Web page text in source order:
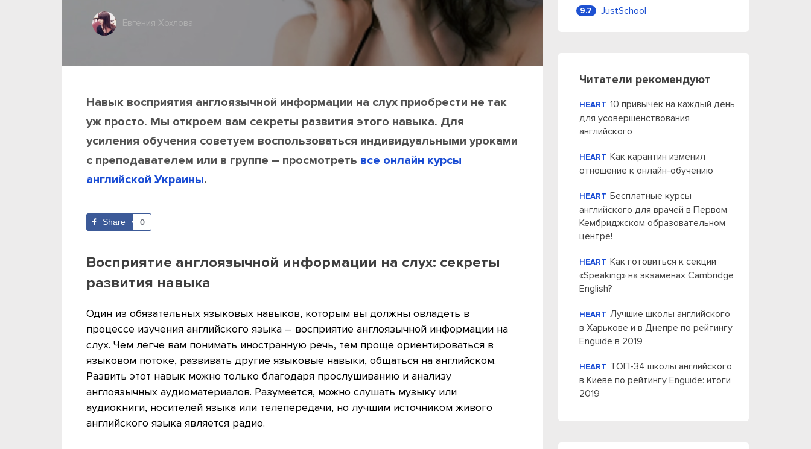
Евгения Хохлова
Навык восприятия англоязычной информации на слух приобрести не так
уж просто. Мы откроем вам секреты развития этого навыка. Для
усиления обучения советуем воспользоваться индивидуальными уроками
с преподавателем или в группе – просмотреть все онлайн курсы
английской Украины.
Share 0
Восприятие англоязычной информации на слух: секреты
развития навыка
Один из обязательных языковых навыков, которым вы должны овладеть в
процессе изучения английского языка – восприятие англоязычной информации на
слух. Чем легче вам понимать иностранную речь, тем проще ориентироваться в
языковом потоке, развивать другие языковые навыки, общаться на английском.
Развить этот навык можно только благодаря прослушиванию и анализу
англоязычных аудиоматериалов. Разумеется, можно слушать музыку или
аудиокниги, носителей языка или телепередачи, но лучшим источником живого
английского языка является радио.
9.7 JustSchool
Читатели рекомендуют
HEART 10 привычек на каждый день
для усовершенствования
английского
HEART Как карантин изменил
отношение к онлайн-обучению
HEART Бесплатные курсы
английского для врачей в Первом
Кембриджском образовательном
центре!
HEART Как готовиться к секции
«Speaking» на экзаменах Cambridge
English?
HEART Лучшие школы английского
в Харькове и в Днепре по рейтингу
Enguide в 2019
HEART ТОП-34 школы английского
в Киеве по рейтингу Enguide: итоги
2019